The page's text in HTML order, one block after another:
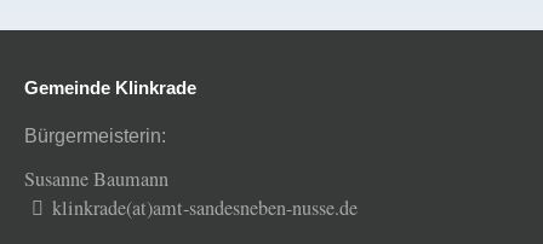
Gemeinde Klinkrade
Bürgermeisterin:
Susanne Baumann
klinkrade(at)amt-sandesneben-nusse.de